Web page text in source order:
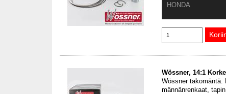
HONDA
Wössner, 14:1
Wössner takomäntä.
männänrenkaat,